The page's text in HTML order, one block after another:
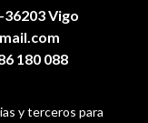
Vigo
180 088
y terceros para